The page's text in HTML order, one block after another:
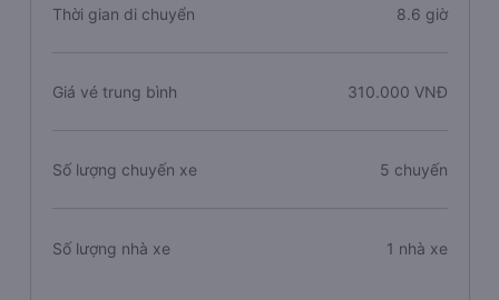
Thời gian di chuyển 8.6 giờ
Giá vé trung bình 310.000 VNĐ
Số lượng chuyến xe 5 chuyến
Số lượng nhà xe 1 nhà xe